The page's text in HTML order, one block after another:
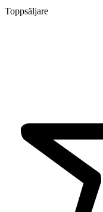
Toppsäljare